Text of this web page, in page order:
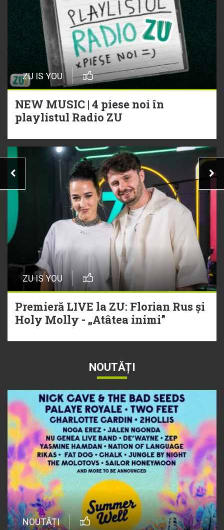
ZU IS YOU
NEW MUSIC | 4 piese noi în
playlistul Radio ZU
ZU IS YOU
Premieră LIVE la ZU: Florian Rus și
Holy Molly - „Atâtea inimi”
NOUTĂȚI
NOUTĂȚI